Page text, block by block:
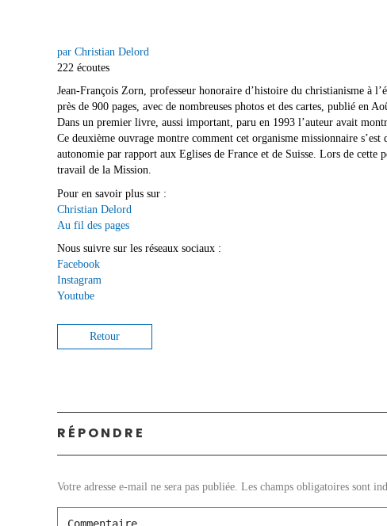
par Christian Delord
222 écoutes
Jean-François Zorn, professeur honoraire d’histoire du christianisme à
près de 900 pages, avec de nombreuses photos et des cartes, publié en
Dans un premier livre, aussi important, paru en 1993 l’auteur avait
Ce deuxième ouvrage montre comment cet organisme missionnaire
autonomie par rapport aux Eglises de France et de Suisse. Lors de
travail de la Mission.
Pour en savoir plus sur :
Christian Delord
Au fil des pages
Nous suivre sur les réseaux sociaux :
Facebook
Instagram
Youtube
Retour
RÉPONDRE
Votre adresse e-mail ne sera pas publiée. Les champs obligatoires sont